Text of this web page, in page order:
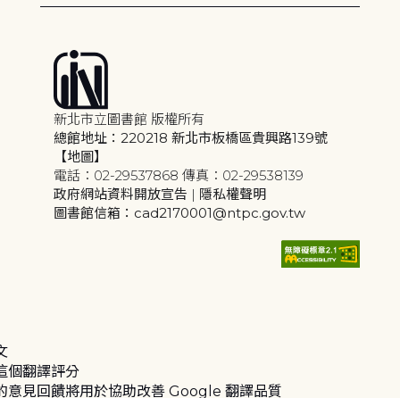
新北市立圖書館 版權所有
總館地址：220218 新北市板橋區貴興路139號
【地圖】
電話：02-29537868 傳真：02-29538139
政府網站資料開放宣告 | 隱私權聲明
圖書館信箱：cad2170001@ntpc.gov.tw
個翻譯評分
意見回饋將用於協助改善 Google 翻譯品質